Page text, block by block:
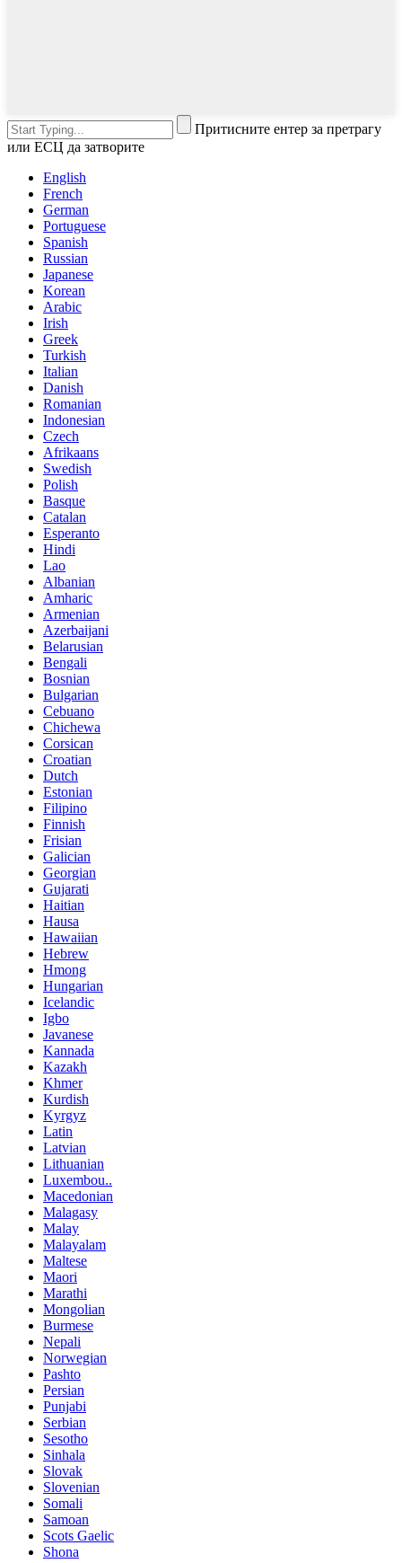
Притисните ентер за претрагу
или ЕСЦ да затворите
English
French
German
Portuguese
Spanish
Russian
Japanese
Korean
Arabic
Irish
Greek
Turkish
Italian
Danish
Romanian
Indonesian
Czech
Afrikaans
Swedish
Polish
Basque
Catalan
Esperanto
Hindi
Lao
Albanian
Amharic
Armenian
Azerbaijani
Belarusian
Bengali
Bosnian
Bulgarian
Cebuano
Chichewa
Corsican
Croatian
Dutch
Estonian
Filipino
Finnish
Frisian
Galician
Georgian
Gujarati
Haitian
Hausa
Hawaiian
Hebrew
Hmong
Hungarian
Icelandic
Igbo
Javanese
Kannada
Kazakh
Khmer
Kurdish
Kyrgyz
Latin
Latvian
Lithuanian
Luxembou..
Macedonian
Malagasy
Malay
Malayalam
Maltese
Maori
Marathi
Mongolian
Burmese
Nepali
Norwegian
Pashto
Persian
Punjabi
Serbian
Sesotho
Sinhala
Slovak
Slovenian
Somali
Samoan
Scots Gaelic
Shona